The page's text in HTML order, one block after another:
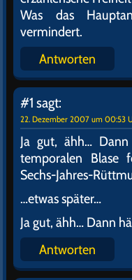
Was das
vermindert.
Antworten
#1 sagt:
22. Dezember 2007 um 00:53
Ja gut, ähh…
temporalen Blase
Sechs-Jahres-
…etwas später…
Ja gut, ähh… Dann
Antworten